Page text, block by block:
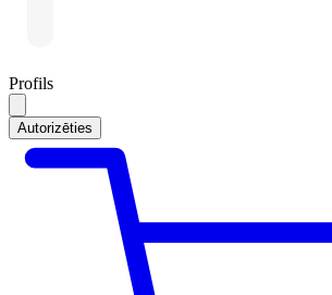
Profils
Autorizēties